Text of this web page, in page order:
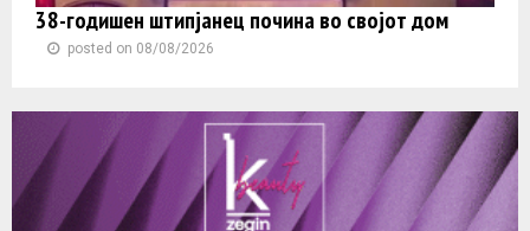
38-годишен штипјанец почина во својот дом
posted on 08/08/2026